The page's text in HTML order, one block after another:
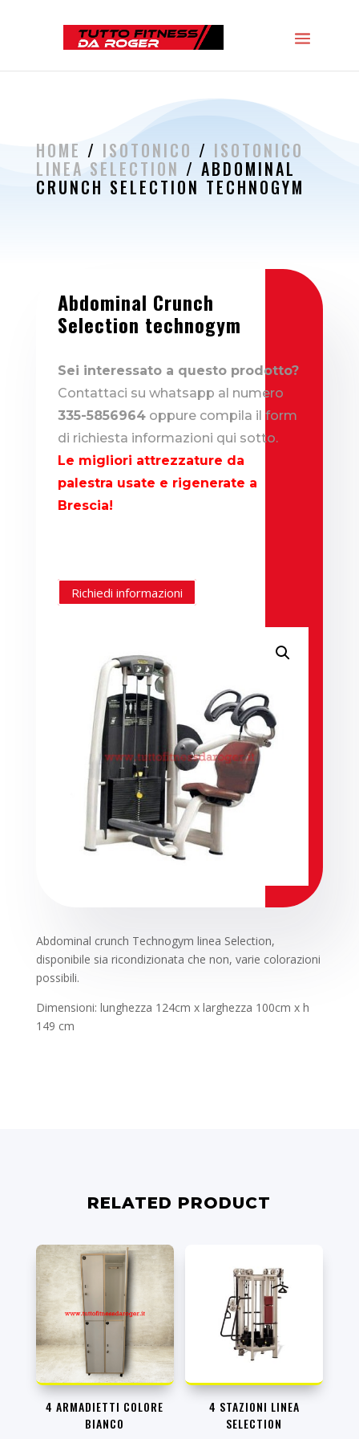
HOME / ISOTONICO / ISOTONICO
LINEA SELECTION / ABDOMINAL
CRUNCH SELECTION TECHNOGYM
Abdominal Crunch
Selection technogym
Sei interessato a questo prodotto?
Contattaci su whatsapp al numero
335-5856964 oppure compila il form
di richiesta informazioni qui sotto.
Le migliori attrezzature da
palestra usate e rigenerate a
Brescia!
Richiedi informazioni
Abdominal crunch Technogym linea Selection,
disponibile sia ricondizionata che non, varie colorazioni
possibili.
Dimensioni: lunghezza 124cm x larghezza 100cm x h
149 cm
RELATED PRODUCT
4 ARMADIETTI COLORE
BIANCO
4 STAZIONI LINEA
SELECTION